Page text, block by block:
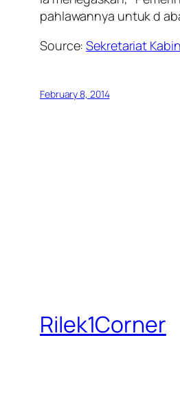
pahlawannya untuk d
Source:Sekretariat
February 8, 2014
Rilek1Corner